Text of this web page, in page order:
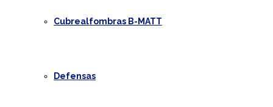
Cubrealfombras B-MATT
Defensas